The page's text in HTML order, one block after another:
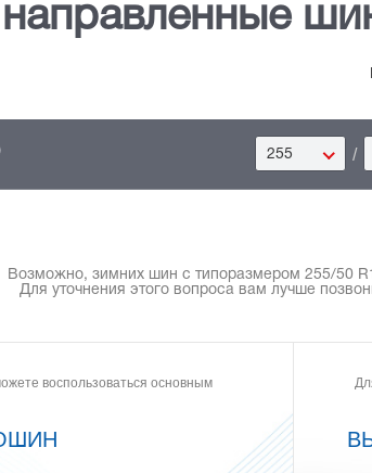
255 /
Возможно, зимних шин с типоразмером 255/50
Для уточнения этого вопроса вам лучше
воспользоваться основным